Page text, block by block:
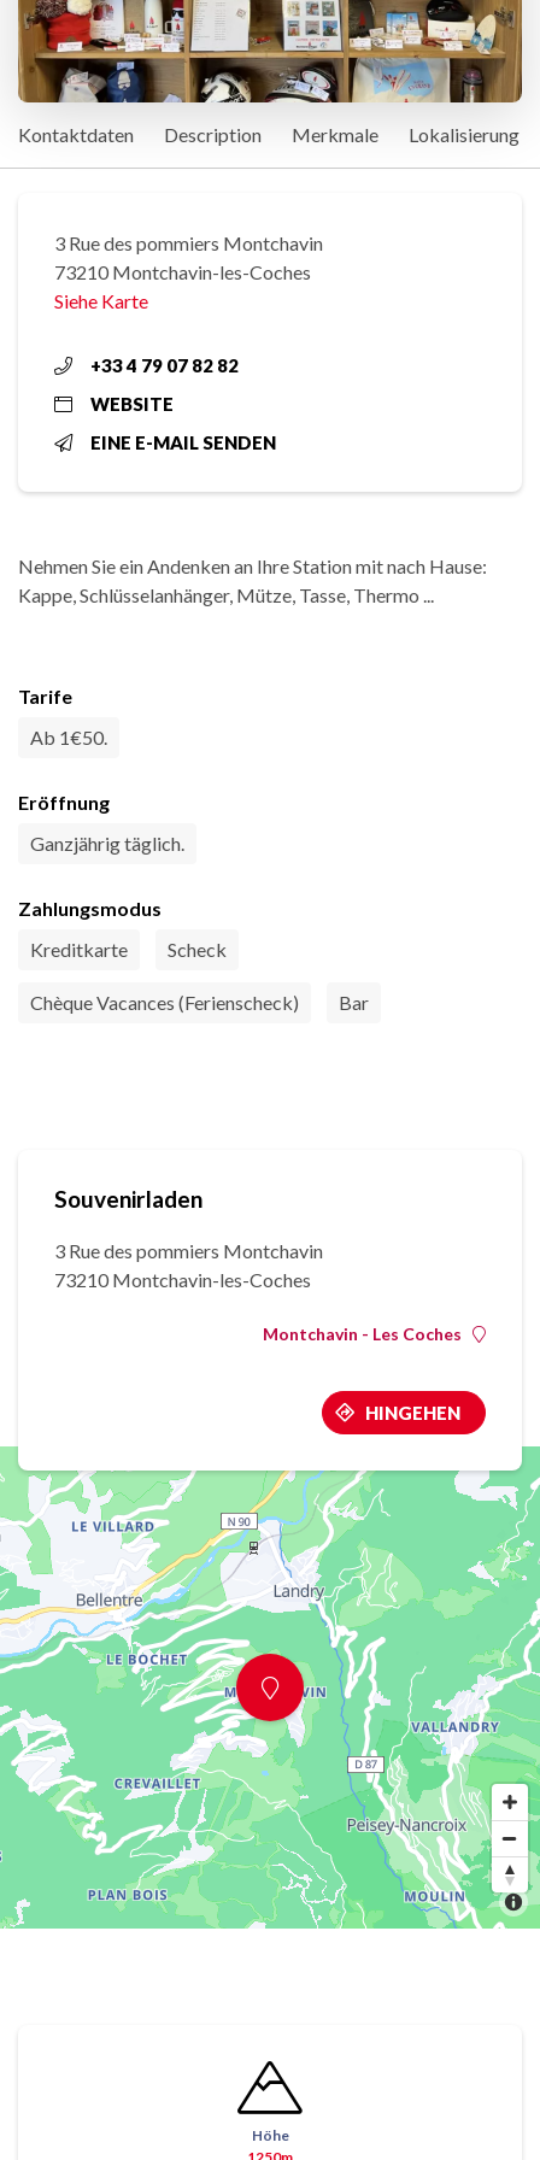
Kontaktdaten Description Merkmale Lokalisierung
3 Rue des pommiers Montchavin
73210 Montchavin-les-Coches
Siehe Karte
+33 4 79 07 82 82
WEBSITE
EINE E-MAIL SENDEN
Nehmen Sie ein Andenken an Ihre Station mit nach Hause:
Kappe, Schlüsselanhänger, Mütze, Tasse, Thermo ...
Tarife
Ab 1€50.
Eröffnung
Ganzjährig täglich.
Zahlungsmodus
Kreditkarte
Scheck
Chèque Vacances (Ferienscheck) Bar
Souvenirladen
3 Rue des pommiers Montchavin
73210 Montchavin-les-Coches
Montchavin - Les Coches
HINGEHEN
Höhe